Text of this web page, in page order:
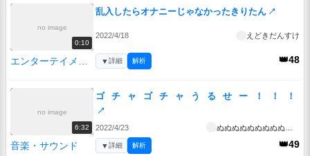
no image
0:10
乱入したらオナニーじゃなかったきりたん ↗
2022/4/18 えどきだんすけ
エンターテイメント 👑48
▼詳細 解析
no image
6:32
ゴ⠀チ⠀ャ⠀ゴ⠀チ⠀ャ⠀う⠀る⠀せ⠀ー⠀！⠀！⠀！
↗
2022/4/23
音楽・サウンド 👑49
▼詳細 解析